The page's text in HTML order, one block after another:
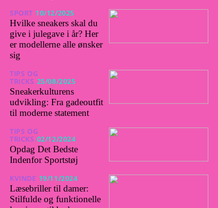
SPORT 10/12/2025
Hvilke sneakers skal du
give i julegave i år? Her
er modellerne alle ønsker
sig
TIPS OG
TRICKS 25/08/2025
Sneakerkulturens
udvikling: Fra gadeoutfit
til moderne statement
TIPS OG
TRICKS 02/12/2024
Opdag Det Bedste
Indenfor Sportstøj
KVINDE 19/11/2024
Læsebriller til damer:
Stilfulde og funktionelle